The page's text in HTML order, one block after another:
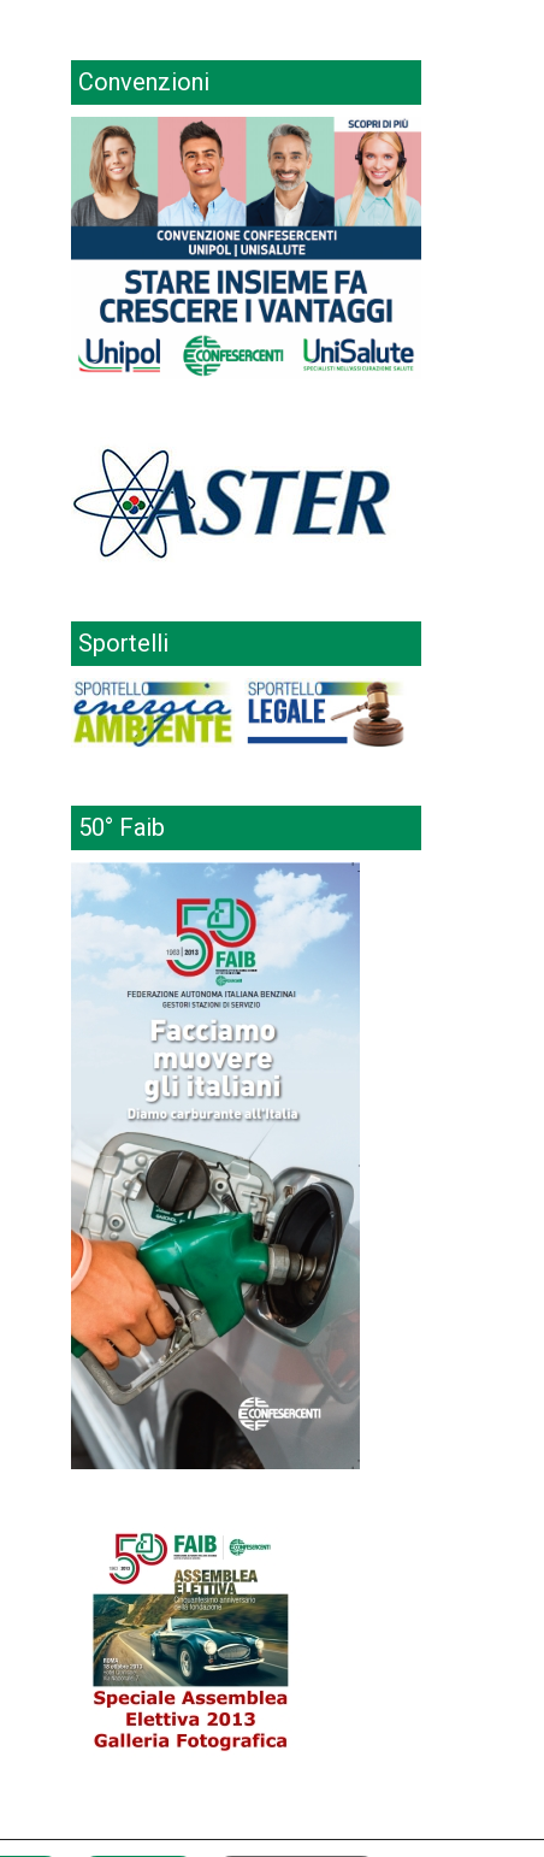
Convenzioni
Sportelli
50° Faib